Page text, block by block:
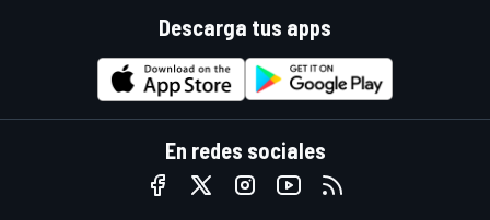
Descarga tus apps
En redes sociales